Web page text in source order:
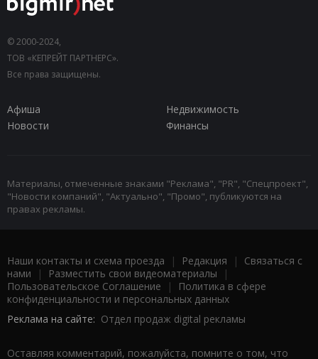
© 2000-2024,
ТОВ «КЕПРЕЙТ ПАРТНЕРС».
Все права защищены.
Афиша
Недвижимость
Новости
Финансы
Материалы, отмеченные знаками "Реклама", "PR", "Спецпроект",
"Новости компаний", "Актуально", "Промо", публикуются на
правах рекламы.
Наши контакты и схема проезда | Редакция | Связаться с
нами | Разместить свои видеоматериалы |
Пользовательское Соглашение |
Политика в сфере
конфиденциальности и персональных данных
Реклама на сайте: Отдел продаж digital рекламы
Оставляя комментарий, пожалуйста, помните о том, что